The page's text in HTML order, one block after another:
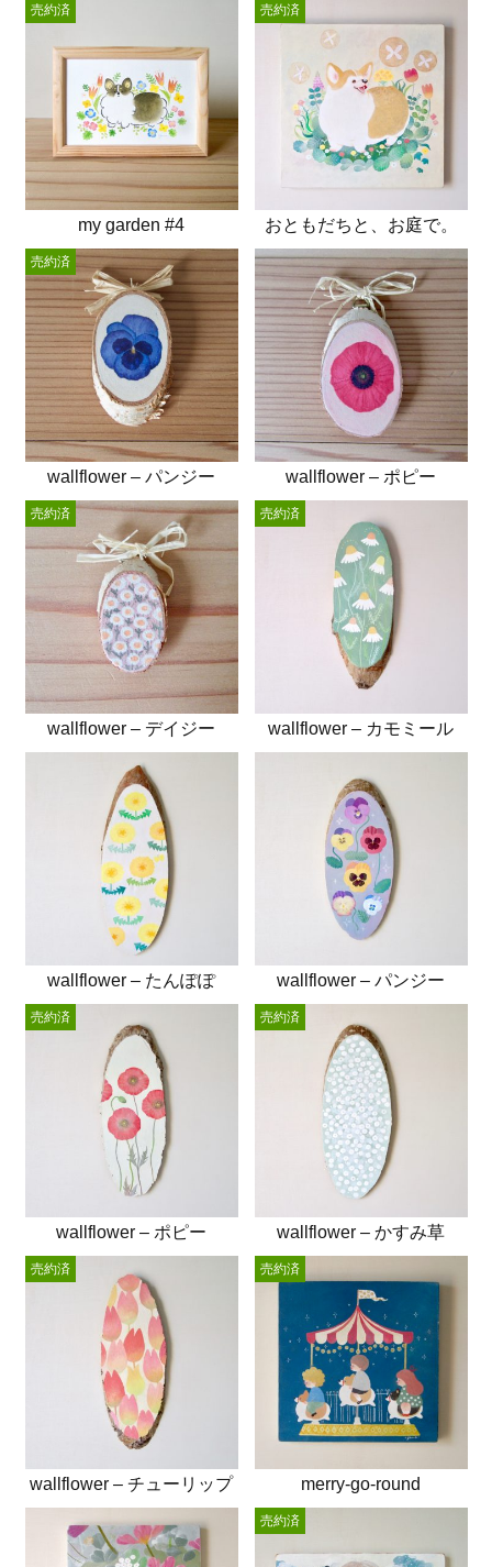
my garden #4
売約済
おともだちと、お庭で。
売約済
wallflower – パンジー
売約済
wallflower – ポピー
wallflower – デイジー
売約済
wallflower – カモミール
売約済
wallflower – たんぽぽ wallflower – パンジー
wallflower – ポピー
売約済
wallflower – かすみ草
売約済
wallflower – チューリップ
売約済
merry-go-round
売約済
売約済